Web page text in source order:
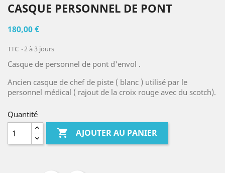
CASQUE PERSONNEL DE PONT
180,00 €
TTC 2 à 3 jours
Casque de personnel de pont d'envol .
Ancien casque de chef de piste ( blanc ) utilisé par le
personnel médical ( rajout de la croix rouge avec du scotch).
Quantité
 AJOUTER AU PANIER